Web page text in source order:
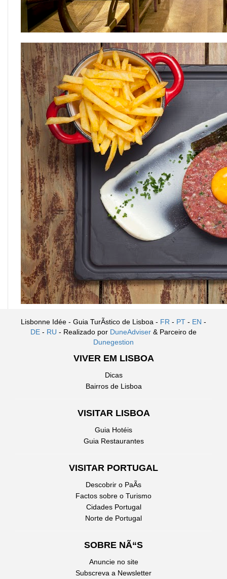
Lisbonne Idée - Guia TurÃ­stico de Lisboa - FR - PT - EN -
DE - RU - Realizado por DuneAdviser & Parceiro de
Dunegestion
VIVER EM LISBOA
Dicas
Bairros de Lisboa
VISITAR LISBOA
Guia Hotéis
Guia Restaurantes
VISITAR PORTUGAL
Descobrir o PaÃ­s
Factos sobre o Turismo
Cidades Portugal
Norte de Portugal
SOBRE NÃ“S
Anuncie no site
Subscreva a Newsletter